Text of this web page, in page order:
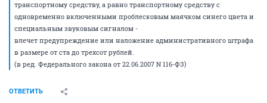
транспортному средству, а равно транспортному средству с
одновременно включенными проблесковым маячком синего цвета и
специальным звуковым сигналом -
влечет предупреждение или наложение административного штрафа
в размере от ста до трехсот рублей.
(в ред. Федерального закона от 22.06.2007 N 116-ФЗ)
ОТВЕТИТЬ